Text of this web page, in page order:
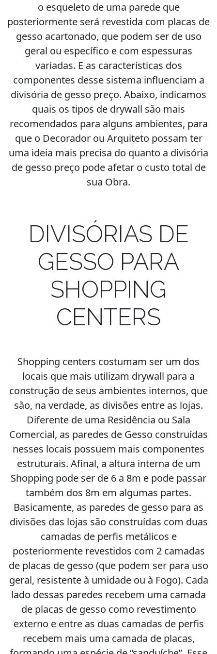
o esqueleto de uma parede que
posteriormente será revestida com placas de
gesso acartonado, que podem ser de uso
geral ou específico e com espessuras
variadas. E as características dos
componentes desse sistema influenciam a
divisória de gesso preço. Abaixo, indicamos
quais os tipos de drywall são mais
recomendados para alguns ambientes, para
que o Decorador ou Arquiteto possam ter
uma ideia mais precisa do quanto a divisória
de gesso preço pode afetar o custo total de
sua Obra.
DIVISÓRIAS DE
GESSO PARA
SHOPPING
CENTERS
Shopping centers costumam ser um dos
locais que mais utilizam drywall para a
construção de seus ambientes internos, que
são, na verdade, as divisões entre as lojas.
Diferente de uma Residência ou Sala
Comercial, as paredes de Gesso construídas
nesses locais possuem mais componentes
estruturais. Afinal, a altura interna de um
Shopping pode ser de 6 a 8m e pode passar
também dos 8m em algumas partes.
Basicamente, as paredes de gesso para as
divisões das lojas são construídas com duas
camadas de perfis metálicos e
posteriormente revestidos com 2 camadas
de placas de gesso (que podem ser para uso
geral, resistente à umidade ou à Fogo). Cada
lado dessas paredes recebem uma camada
de placas de gesso como revestimento
externo e entre as duas camadas de perfis
recebem mais uma camada de placas,